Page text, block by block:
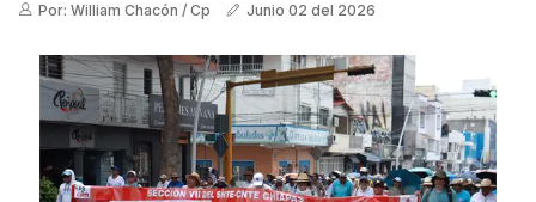
Por: William Chacón / Cp Junio 02 del 2026